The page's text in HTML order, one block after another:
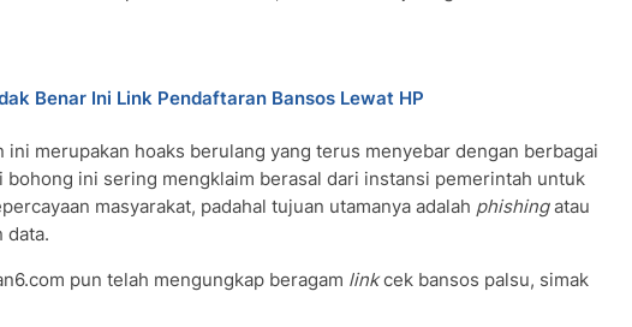
Benar Ini Link Pendaftaran Bansos Lewat HP
ini merupakan hoaks berulang yang terus menyebar dengan berbagai
bohong ini sering mengklaim berasal dari instansi pemerintah untuk
masyarakat, padahal tujuan utamanya adalah phishingatau
data.
pun telah mengungkap beragam linkcek bansos palsu, simak